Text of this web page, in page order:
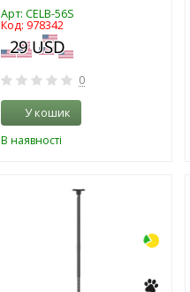
Арт: CELB-56S
Код: 978342
0
У кошик
В наявності